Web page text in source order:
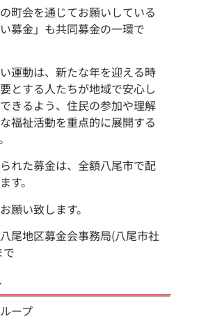
町会を通じてお願いしている
募金」も共同募金の一環で
運動は、新たな年を迎える時
とする人たちが地域で安心し
きるよう、住民の参加や理解
福祉活動を重点的に展開する
れた募金は、全額八尾市で配
す。
願い致します。
尾地区募金会事務局(八尾市社
ープ